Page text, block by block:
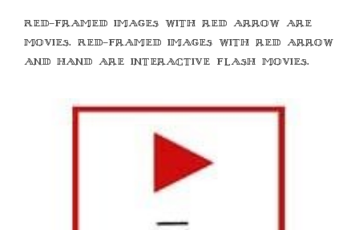
Red-framed images with red arrow are
movies. Red-framed images with red arrow
and hand are interactive flash movies.